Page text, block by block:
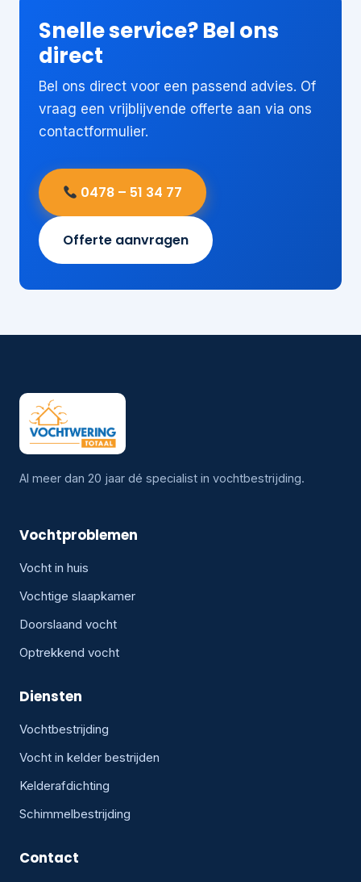
Snelle service? Bel ons
direct
Bel ons direct voor een passend advies. Of
vraag een vrijblijvende offerte aan via ons
contactformulier.
0478 – 51 34 77
Offerte aanvragen
Al meer dan 20 jaar dé specialist in vochtbestrijding.
Vochtproblemen
Vocht in huis
Vochtige slaapkamer
Doorslaand vocht
Optrekkend vocht
Diensten
Vochtbestrijding
Vocht in kelder bestrijden
Kelderafdichting
Schimmelbestrijding
Contact